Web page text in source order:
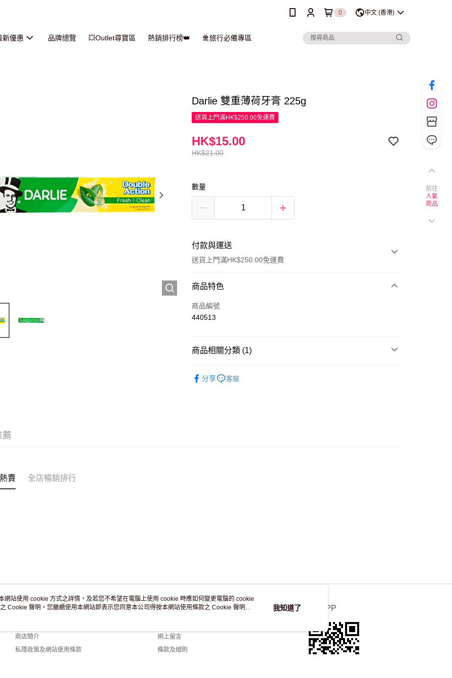
0 中文 (香港)
新優惠 品牌總覽 💥Outlet尋寶區 熱銷排行榜👑 🛅旅行必備專區
Darlie 雙重薄荷牙膏 225g
送貨上門滿HK$250.00免運費
HK$21.00
HK$15.00
數量
付款與運送
送貨上門滿HK$250.00免運費
付款方式
信用卡
商品特色
商品編號
440513
商品相關分類 (1)
分享
客服
薦
賣 全店暢銷排行
關於我們
商店簡介
私隱政策及網站使用條款
客戶服務
網上留言
條款及細則
官方APP
前往
人氣
商品
網站使用 cookie 方式之詳情，及若您不希望在電腦上使用 cookie 時應如何變更電腦的 cookie
Cookie 聲明。您繼續使用本網站即表示您同意本公司得按本網站使用條款之 Cookie 聲明使
我知道了